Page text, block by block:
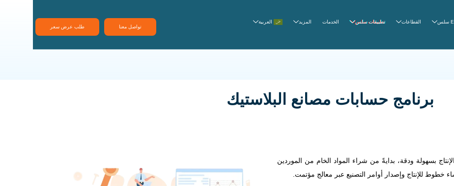
القطاعات تطبيقات سلس الخدمات المزيد
العربية
تواصل معنا
طلب عرض سعر
برنامج حسابات مصانع البلاستيك
بسهولة ودقة، بدايةً من شراء المواد الخام من الموردين
خطوط للإنتاج وإصدار أوامر التصنيع عبر معالج مؤتمت.